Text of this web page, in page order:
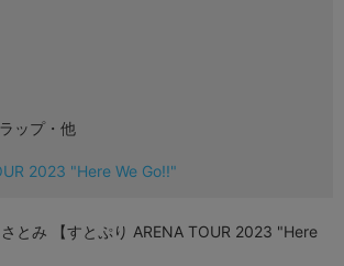
ップ・他
2023 "Here We Go!!"
とみ 【すとぷり ARENA TOUR 2023 "Here